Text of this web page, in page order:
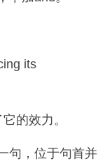
its
的效力。
句，位于句首并